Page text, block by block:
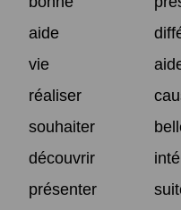
aide
vie
réaliser
souhaiter
découvrir
présenter